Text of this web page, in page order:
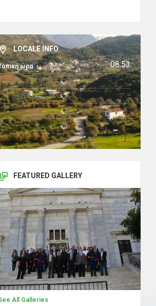
LOCALE INFO
ώρα 08:53
FEATURED GALLERY
All Galleries